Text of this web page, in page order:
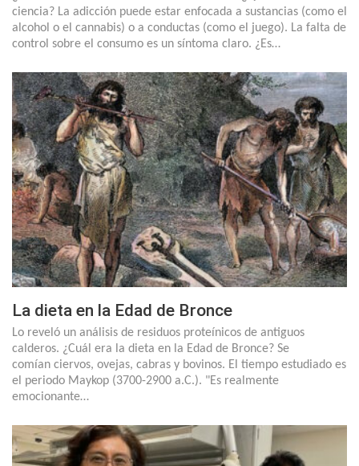
ciencia? La adicción puede estar enfocada a sustancias (como el
alcohol o el cannabis) o a conductas (como el juego). La falta de
control sobre el consumo es un síntoma claro. ¿Es…
La dieta en la Edad de Bronce
Lo reveló un análisis de residuos proteínicos de antiguos
calderos. ¿Cuál era la dieta en la Edad de Bronce? Se
comían ciervos, ovejas, cabras y bovinos. El tiempo estudiado es
el periodo Maykop (3700-2900 a.C.). "Es realmente
emocionante…